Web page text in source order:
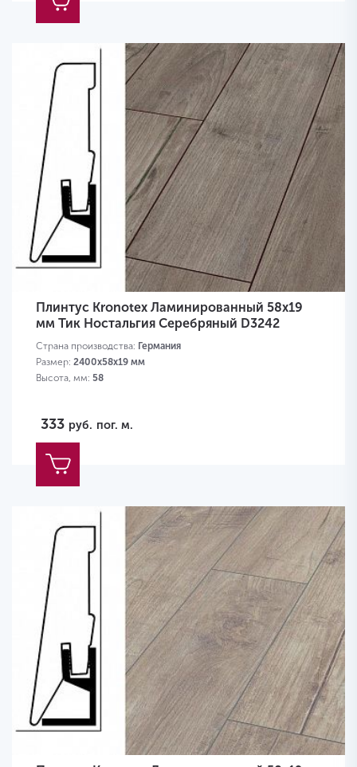
Плинтус Kronotex Ламинированный 58х19
мм Тик Ностальгия Серебряный D3242
Страна производства: Германия
Размер: 2400х58х19 мм
Высота, мм: 58
333 руб. пог. м.